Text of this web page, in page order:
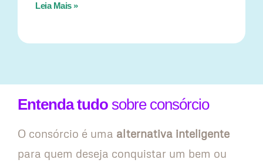
Leia Mais »
Entenda tudo sobre consórcio
O consórcio é uma alternativa inteligente
para quem deseja conquistar um bem ou